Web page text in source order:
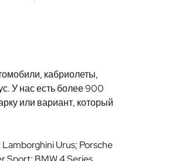
кабриолеты,
У нас есть более 900
или вариант, который
Urus; Porsche